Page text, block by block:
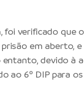
foi verificado que
em aberto,
devido à
ao 6º DIP para